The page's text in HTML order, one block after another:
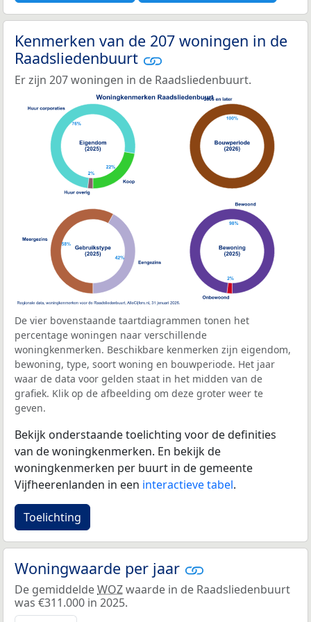
Kenmerken van de 207 woningen in de
Raadsliedenbuurt
Er zijn 207 woningen in de Raadsliedenbuurt.
De vier bovenstaande taartdiagrammen tonen het
percentage woningen naar verschillende
woningkenmerken. Beschikbare kenmerken zijn eigendom,
bewoning, type, soort woning en bouwperiode. Het jaar
waar de data voor gelden staat in het midden van de
grafiek. Klik op de afbeelding om deze groter weer te
geven.
Bekijk onderstaande toelichting voor de definities
van de woningkenmerken. En bekijk de
woningkenmerken per buurt in de gemeente
Vijfheerenlanden in een interactieve tabel.
Toelichting
Woningwaarde per jaar
De gemiddeldeWOZwaarde in de Raadsliedenbuurt
was €311.000 in 2025.